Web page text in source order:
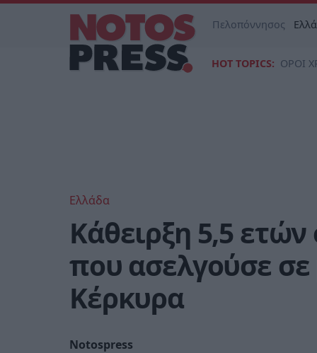
Πελοπόννησος
HOT TOPICS: ΟΡΟΙ
Ελλάδα
Κάθειρξη 5,5
που ασελγούσε σε
Κέρκυρα
Notospress